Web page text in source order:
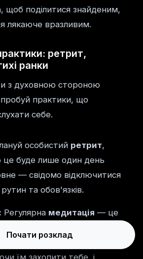
щоб поділитися знайденим,
лякаюче вразливим.
ретрит,
ранки
з духовною стороною
практики, що
себе.
особистий ретрит,
це буде лише один день
— свідомо відключитися
та обов'язків.
Регулярна медитація — це
за своїми думками,
їм захопити тебе, і
Почати розклад